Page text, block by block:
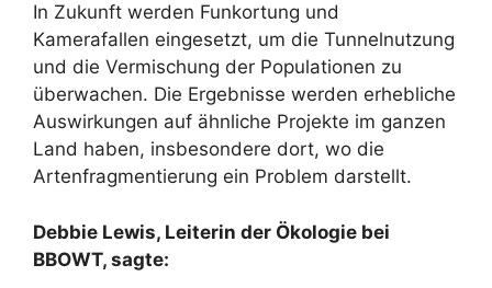
In Zukunft werden Funkortung und
Kamerafallen eingesetzt, um die Tunnelnutzung
und die Vermischung der Populationen zu
überwachen. Die Ergebnisse werden erhebliche
Auswirkungen auf ähnliche Projekte im ganzen
Land haben, insbesondere dort, wo die
Artenfragmentierung ein Problem darstellt.
Debbie Lewis, Leiterin der Ökologie bei
BBOWT, sagte: